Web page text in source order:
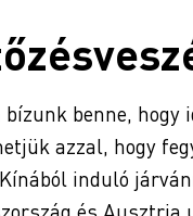
benne,
azzal, hogy
induló